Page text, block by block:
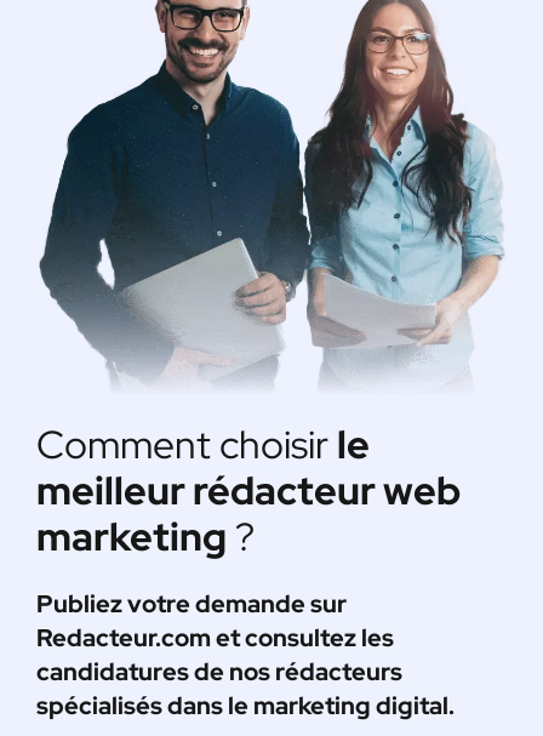
Comment choisirle
meilleur rédacteur web
marketing ?
Publiez votre demande sur
Redacteur.com et consultez les
candidatures de nos rédacteurs
spécialisés dans le marketing digital.